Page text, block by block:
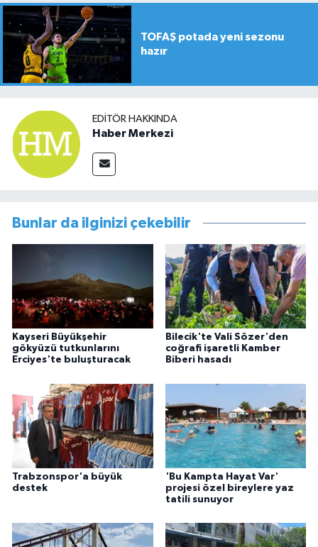
TOFAŞ potada yeni sezonu
hazır
EDITÖR HAKKINDA
Haber Merkezi
Bunlar da ilginizi çekebilir
Kayseri Büyükşehir
gökyüzü tutkunlarını
Erciyes'te buluşturacak
Bilecik'te Vali Sözer'den
coğrafi işaretli Kamber
Biberi hasadı
Trabzonspor'a büyük
destek
'Bu Kampta Hayat Var'
projesi özel bireylere yaz
tatili sunuyor